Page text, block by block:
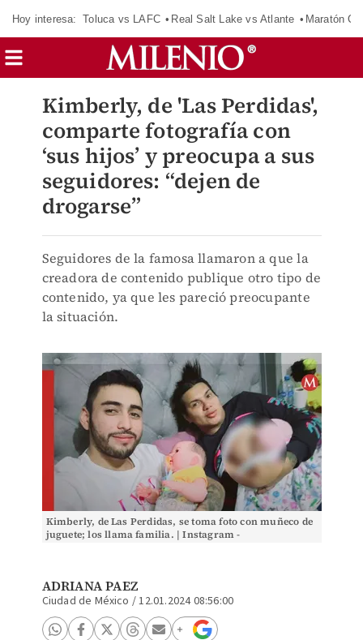
Hoy interesa: Toluca vs LAFC Real Salt Lake vs Atlante Maratón
Kimberly, de 'Las Perdidas',
comparte fotografía con
‘sus hijos’ y preocupa a sus
seguidores: “dejen de
drogarse”
Seguidores de la famosa llamaron a que la
creadora de contenido publique otro tipo de
contenido, ya que les pareció preocupante
la situación.
Kimberly, de Las Perdidas, se toma foto con muñeco de
juguete; los llama familia. | Instagram -
ADRIANA PAEZ
Ciudad de México /12.01.2024 08:56:00